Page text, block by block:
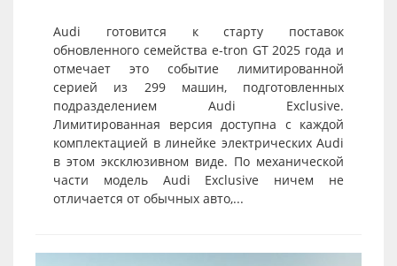
Audi готовится к старту поставок
обновленного семейства e-tron GT 2025 года и
отмечает это событие лимитированной
серией из 299 машин, подготовленных
подразделением Audi Exclusive.
Лимитированная версия доступна с каждой
комплектацией в линейке электрических Audi
в этом эксклюзивном виде. По механической
части модель Audi Exclusive ничем не
отличается от обычных авто,...